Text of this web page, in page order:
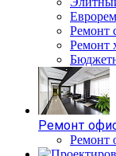
Ремонт
Ремонт
Ремонт
Ремонт